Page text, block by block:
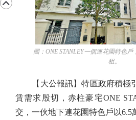
圖：ONE STANLEY一個連花園特色戶
租。
【大公報訊】特區政府積極
賃需求殷切，赤柱豪宅ONE
交，一伙地下連花園特色戶以6.5